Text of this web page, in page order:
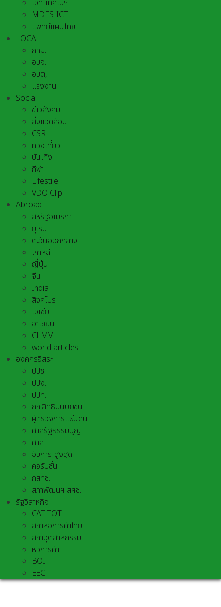
ไอที-เทคโนฯ
MDES-ICT
แพทย์แผนไทย
LOCAL
กทม.
อบจ.
อบต,
แรงงาน
Social
ข่าวสังคม
สิ่งแวดล้อม
CSR
ท่องเที่ยว
บันเทิง
กีฬา
Lifestile
VDO Clip
Abroad
สหรัฐอเมริกา
ยุโรป
ตะวันออกกลาง
เกาหลี
ญี่ปุ่น
จีน
India
สิงคโปร์
เอเชีย
อาเชี่ยน
CLMV
world articles
องค์กรอิสระ
ปปช.
ปปง.
ปปท.
กก.สิทธิมนุษยชน
ผู้ตรวจการแผ่นดิน
ศาลรัฐธรรมนูญ
ศาล
อัยการ-สูงสุด
คอรัปชั่น
กสทช.
สภาพัฒน์ฯ สศช.
รัฐวิสาหกิจ
CAT-TOT
สภาหอการค้าไทย
สภาอุตสาหกรรม
หอการค้า
BOI
EEC